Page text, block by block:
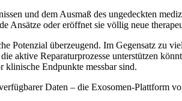
und dem Ausmaß des ungedeckten
Ansätze oder eröffnet sie völlig neue
Potenzial überzeugend. Im Gegensatz zu
aktive Reparaturprozesse unterstützen
klinische Endpunkte messbar sind.
Daten – die Exosomen-Plattform